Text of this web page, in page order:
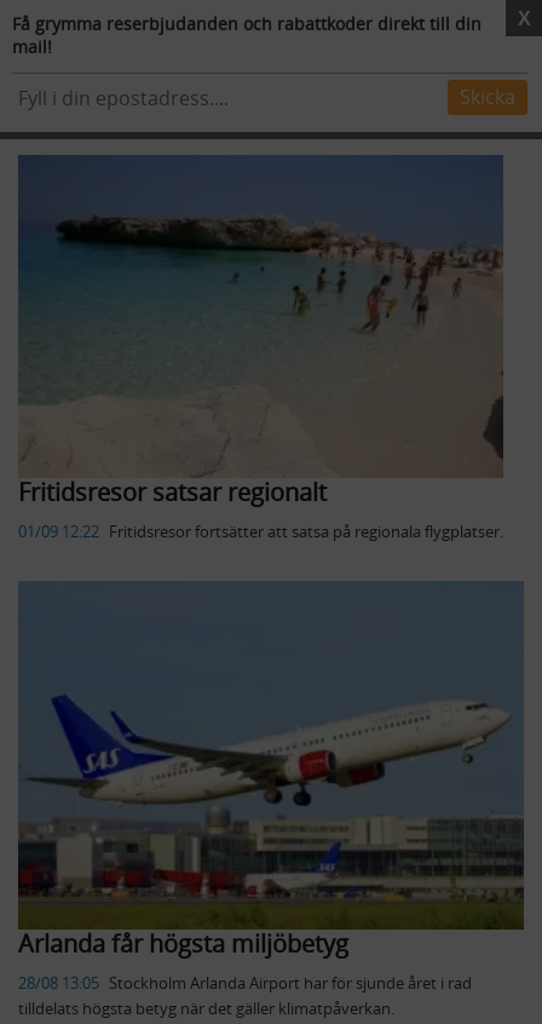
Resenyheter
Fritidsresor satsar regionalt
01/09 12:22 ​Fritidsresor fortsätter att satsa på regionala flygplatser.
Arlanda får högsta miljöbetyg
28/08 13:05 ​Stockholm Arlanda Airport har för sjunde året i rad
tilldelats högsta betyg när det gäller klimatpåverkan.
X
Få grymma reserbjudanden och rabattkoder direkt till din
mail!
Skicka